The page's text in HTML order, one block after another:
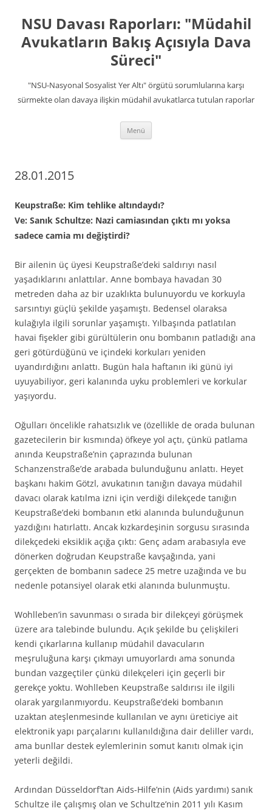
NSU Davası Raporları: "Müdahil
Avukatların Bakış Açısıyla Dava
Süreci"
"NSU-Nasyonal Sosyalist Yer Altı" örgütü sorumlularına karşı
sürmekte olan davaya ilişkin müdahil avukatlarca tutulan raporlar
Menü
28.01.2015
Keupstraße: Kim tehlike altındaydı?
Ve: Sanık Schultze: Nazi camiasından çıktı mı yoksa
sadece camia mı değiştirdi?
Bir ailenin üç üyesi Keupstraße’deki saldırıyı nasıl
yaşadıklarını anlattılar. Anne bombaya havadan 30
metreden daha az bir uzaklıkta bulunuyordu ve korkuyla
sarsıntıyı güçlü şekilde yaşamıştı. Bedensel olaraksa
kulağıyla ilgili sorunlar yaşamıştı. Yılbaşında patlatılan
havai fişekler gibi gürültülerin onu bombanın patladığı ana
geri götürdüğünü ve içindeki korkuları yeniden
uyandırdığını anlattı. Bugün hala haftanın iki günü iyi
uyuyabiliyor, geri kalanında uyku problemleri ve korkular
yaşıyordu.
Oğulları öncelikle rahatsızlık ve (özellikle de orada bulunan
gazetecilerin bir kısmında) öfkeye yol açtı, çünkü patlama
anında Keupstraße’nin çaprazında bulunan
Schanzenstraße’de arabada bulunduğunu anlattı. Heyet
başkanı hakim Götzl, avukatının tanığın davaya müdahil
davacı olarak katılma izni için verdiği dilekçede tanığın
Keupstraße’deki bombanın etki alanında bulunduğunun
yazdığını hatırlattı. Ancak kızkardeşinin sorgusu sırasında
dilekçedeki eksiklik açığa çıktı: Genç adam arabasıyla eve
dönerken doğrudan Keupstraße kavşağında, yani
gerçekten de bombanın sadece 25 metre uzağında ve bu
nedenle potansiyel olarak etki alanında bulunmuştu.
Wohlleben’in savunması o sırada bir dilekçeyi görüşmek
üzere ara talebinde bulundu. Açık şekilde bu çelişkileri
kendi çıkarlarına kullanıp müdahil davacuların
meşruluğuna karşı çıkmayı umuyorlardı ama sonunda
bundan vazgeçtiler çünkü dilekçeleri için geçerli bir
gerekçe yoktu. Wohlleben Keupstraße saldırısı ile ilgili
olarak yargılanmıyordu. Keupstraße’deki bombanın
uzaktan ateşlenmesinde kullanılan ve aynı üreticiye ait
elektronik yapı parçalarını kullanıldığına dair deliller vardı,
ama bunllar destek eylemlerinin somut kanıtı olmak için
yeterli değildi.
Ardından Düsseldorf’tan Aids-Hilfe’nin (Aids yardımı) sanık
Schultze ile çalışmış olan ve Schultze’nin 2011 yılı Kasım